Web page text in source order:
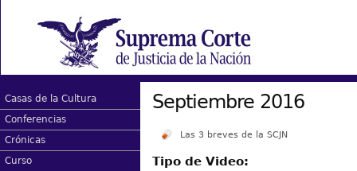
Casas de la Cultura
Conferencias
Crónicas
Curso
Septiembre 2016
Las 3 breves de la SCJN
Tipo de Video: